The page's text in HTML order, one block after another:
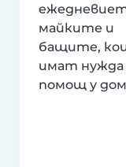
майките и
бащите,
имат
помощ у